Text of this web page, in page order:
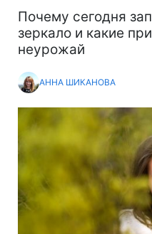
Почему сегодня
зеркало и какие
неурожай
АННА ШИКАНОВА